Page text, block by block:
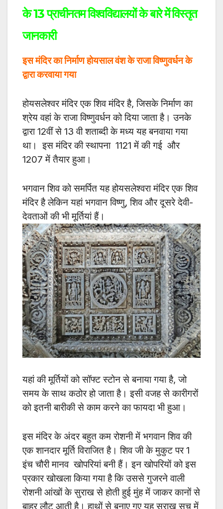
के 13 प्राचीनतम विश्वविद्यालयों के बारे में विस्तृत
जानकारी
इस मंदिर का निर्माण होयसाल वंश के राजा विष्णुवर्धन के
द्वारा करवाया गया
होयसलेश्वर मंदिर एक शिव मंदिर है, जिसके निर्माण का
श्रेय वहां के राजा विष्णुवर्धन को दिया जाता है। उनके
द्वारा 12वीं से 13 वी शताब्दी के मध्य यह बनवाया गया
था। इस मंदिर की स्थापना 1121 में की गई और
1207 में तैयार हुआ।
भगवान शिव को समर्पित यह होयसलेश्वरा मंदिर एक शिव
मंदिर है लेकिन यहां भगवान विष्णु, शिव और दूसरे देवी-
देवताओं की भी मूर्तियां हैं।
यहां की मूर्तियों को सॉफ्ट स्टोन से बनाया गया है, जो
समय के साथ कठोर हो जाता है। इसी वजह से कारीगरों
को इतनी बारीकी से काम करने का फायदा भी हुआ।
इस मंदिर के अंदर बहुत कम रोशनी में भगवान शिव की
एक शानदार मूर्ति विराजित है। शिव जी के मुकुट पर 1
इंच चौरी मानव खोपरियां बनी हैं। इन खोपरियों को इस
प्रकार खोखला किया गया है कि उससे गुजरने वाली
रोशनी आंखों के सुराख से होती हुई मुंह में जाकर कानों से
बाहर लौट आती है। हाथों से बनाए गए यह सुराख सच में